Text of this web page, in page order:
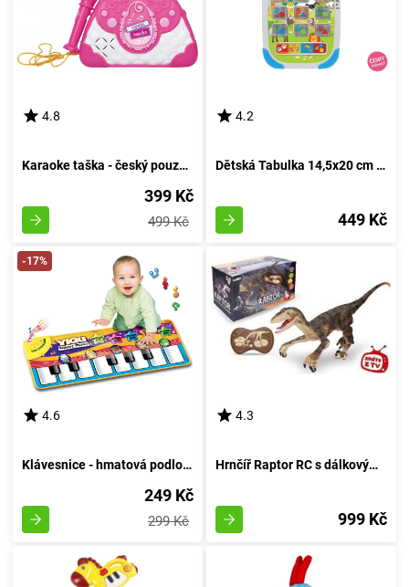
4.8
Karaoke taška - český pouzdro
399 Kč
499 Kč
4.2
Dětská Tabulka 14,5x20 cm - Hovořící česky, český obal
449 Kč
-17%
4.6
Klávesnice - hmatová podložka pro nejmenších 73 x 29 cm
249 Kč
299 Kč
4.3
Hrnčíř Raptor RC s dálkovým ovládáním, hnědý, délka 45 cm
999 Kč